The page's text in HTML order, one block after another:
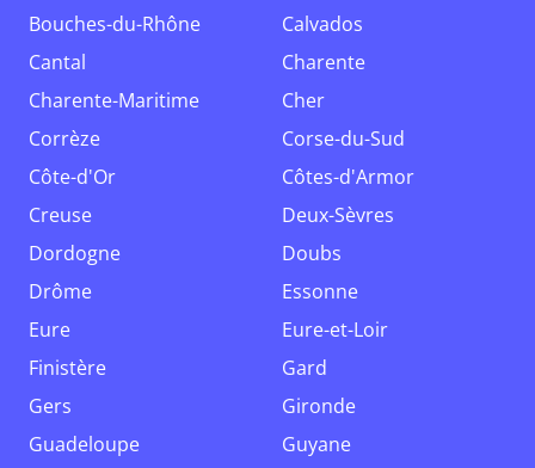
Bouches-du-Rhône
Calvados
Cantal
Charente
Charente-Maritime
Cher
Corrèze
Corse-du-Sud
Côte-d'Or
Côtes-d'Armor
Creuse
Deux-Sèvres
Dordogne
Doubs
Drôme
Essonne
Eure
Eure-et-Loir
Finistère
Gard
Gers
Gironde
Guadeloupe
Guyane